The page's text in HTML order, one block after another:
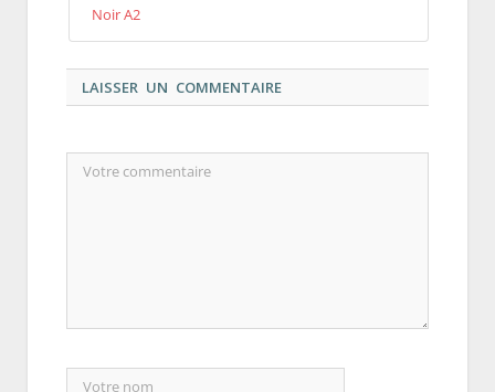
Noir A2
LAISSER UN COMMENTAIRE